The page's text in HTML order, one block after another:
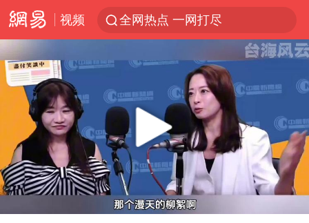
视频 全网热点 一网打尽
Play
00:00 03:07